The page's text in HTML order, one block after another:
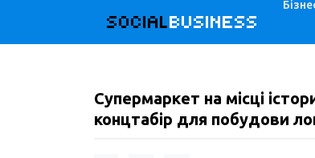
SOCIALBUSINESS
Супермаркет на місці
концтабір для побудови